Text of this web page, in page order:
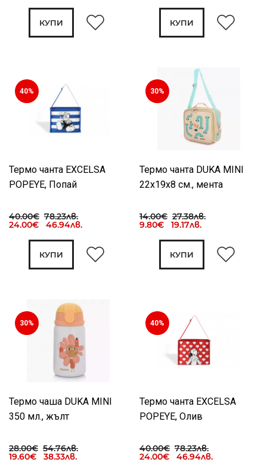
КУПИ КУПИ
40%
Термо чанта EXCELSA
POPEYE, Попай
40.00€ 78.23лв.
24.00€ 46.94лв.
КУПИ
30%
Термо чанта DUKA MINI
22x19x8 см., мента
14.00€ 27.38лв.
9.80€ 19.17лв.
КУПИ
30%
Термо чаша DUKA MINI
350 мл., жълт
28.00€ 54.76лв.
19.60€ 38.33лв.
40%
Термо чанта EXCELSA
POPEYE, Олив
40.00€ 78.23лв.
24.00€ 46.94лв.